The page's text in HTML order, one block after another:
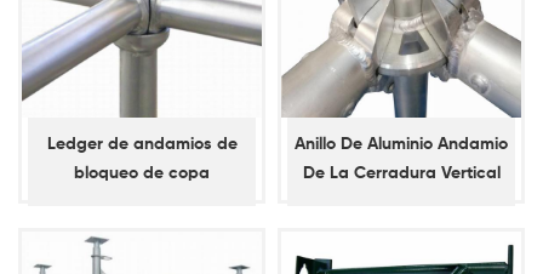
Ledger de andamios de
bloqueo de copa
Anillo De Aluminio Andamio
De La Cerradura Vertical